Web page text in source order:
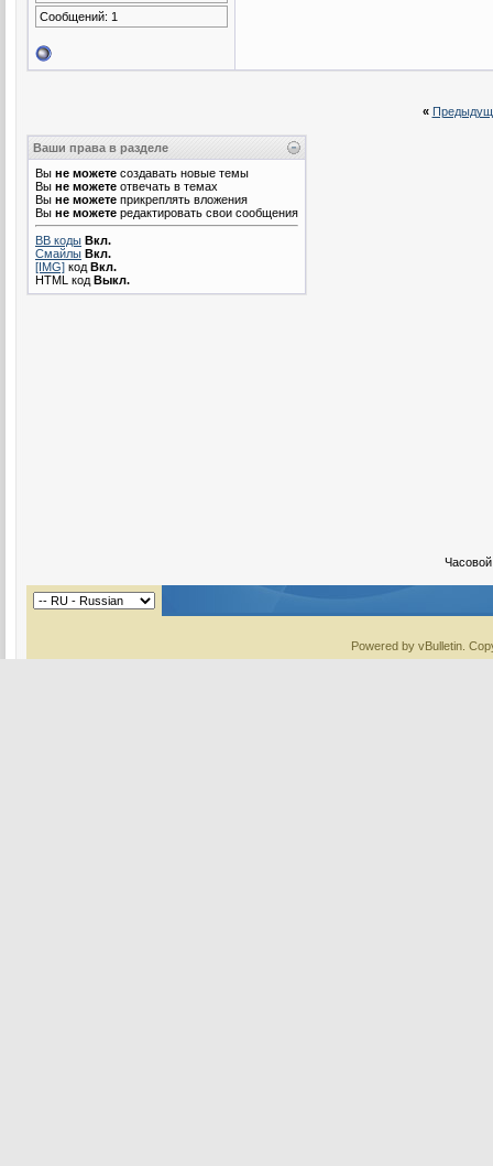
Сообщений: 1
«
Ваши права в разделе
Вы не можете создавать новые темы
Вы не можете отвечать в темах
Вы не можете прикреплять вложения
Вы не можете редактировать свои сообщения
BB коды Вкл.
Смайлы Вкл.
[IMG] код Вкл.
HTML код Выкл.
Powered by vBulletin.